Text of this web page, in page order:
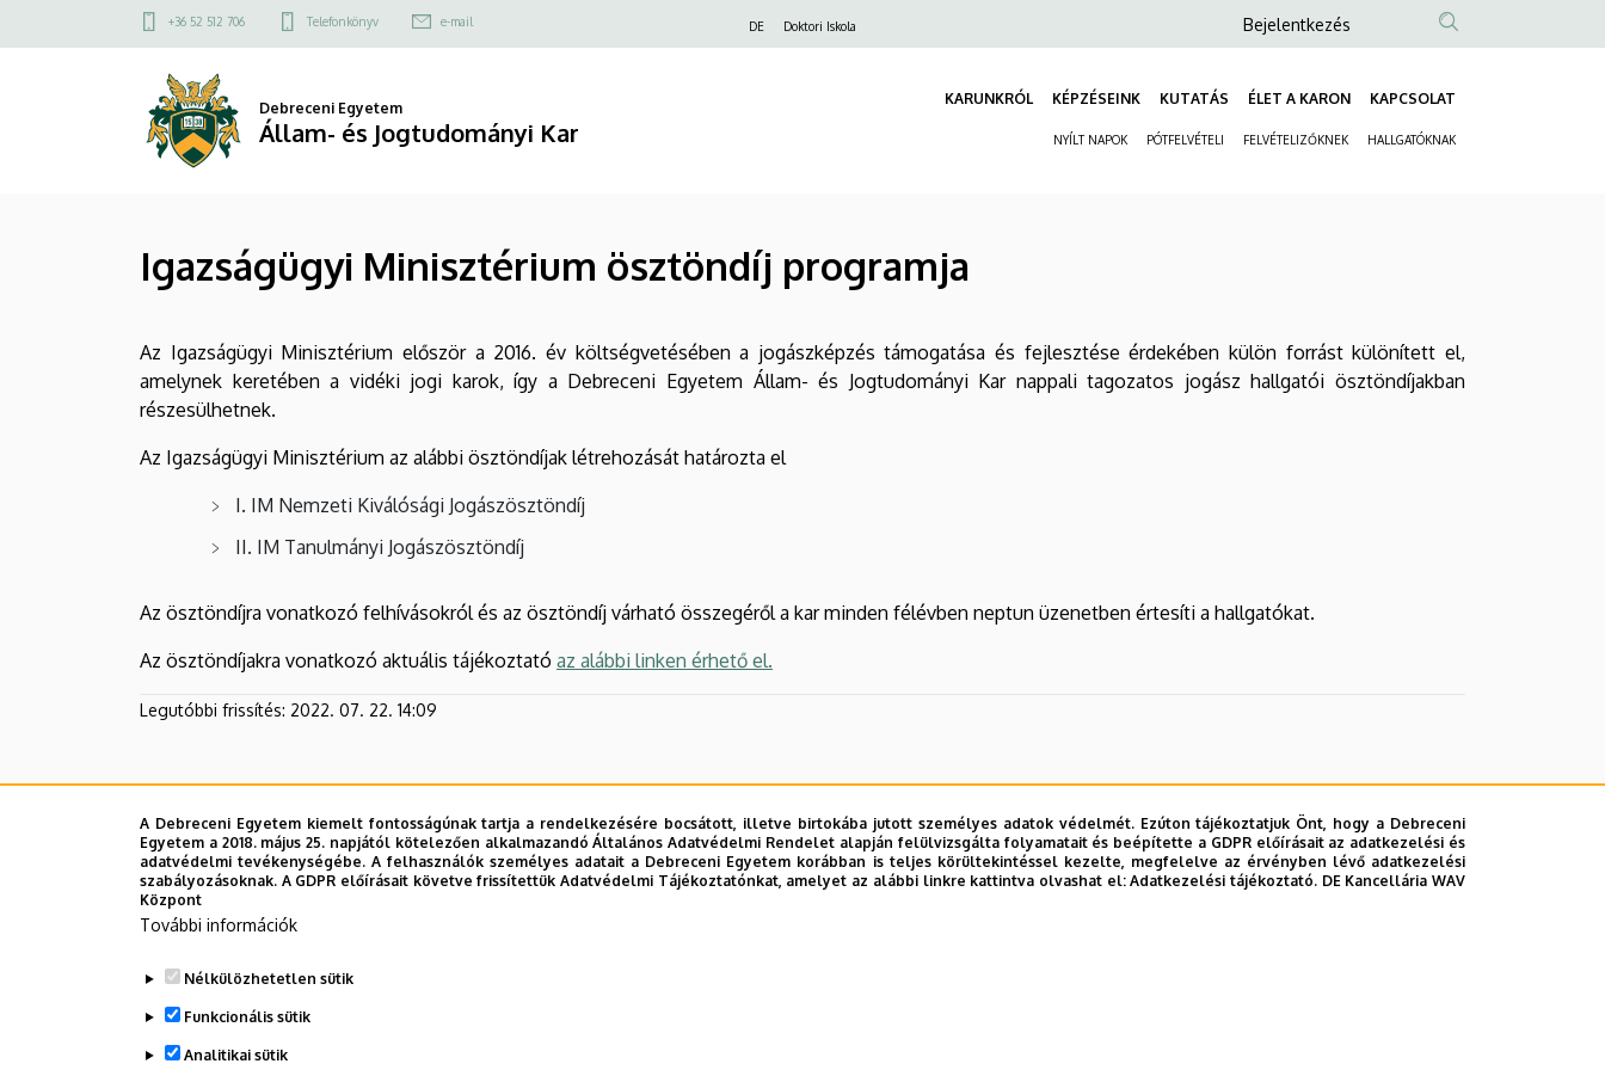
Igazságügyi
Minisztérium
ösztöndíj
programja
Jogtudományi
a
Felső
menü
+36 52 512 706 Telefonkönyv e-mail DE Doktori Iskola
Anonim
fiók
menüje
Bejelentkezés
Debreceni Egyetem
Állam- és Jogtudományi Kar
KARUNKRÓL KÉPZÉSEINK KUTATÁS ÉLET A KARON KAPCSOLAT
NYÍLT NAPOK PÓTFELVÉTELI FELVÉTELIZŐKNEK HALLGATÓKNAK
Igazságügyi Minisztérium ösztöndíj programja
Az Igazságügyi Minisztérium először a 2016. év költségvetésében a jogászképzés támogatása és fejlesztése érdekében külön forrást különített el,
amelynek keretében a vidéki jogi karok, így a Debreceni Egyetem Állam- és Jogtudományi Kar nappali tagozatos jogász hallgatói ösztöndíjakban
részesülhetnek.
Az Igazságügyi Minisztérium az alábbi ösztöndíjak létrehozását határozta el
I. IM Nemzeti Kiválósági Jogászösztöndíj
II. IM Tanulmányi Jogászösztöndíj
Az ösztöndíjra vonatkozó felhívásokról és az ösztöndíj várható összegéről a kar minden félévben neptun üzenetben értesíti a hallgatókat.
Az ösztöndíjakra vonatkozó aktuális tájékoztató az alábbi linken érhető el.
Legutóbbi frissítés: 2022. 07. 22. 14:09
A Debreceni Egyetem kiemelt fontosságúnak tartja a rendelkezésére bocsátott, illetve birtokába jutott személyes adatok védelmét. Ezúton tájékoztatjuk Önt, hogy a Debreceni
Egyetem a 2018. május 25. napjától kötelezően alkalmazandó Általános Adatvédelmi Rendelet alapján felülvizsgálta folyamatait és beépítette a GDPR előírásait az adatkezelési és
adatvédelmi tevékenységébe. A felhasználók személyes adatait a Debreceni Egyetem korábban is teljes körültekintéssel kezelte, megfelelve az érvényben lévő adatkezelési
szabályozásoknak. A GDPR előírásait követve frissítettük Adatvédelmi Tájékoztatónkat, amelyet az alábbi linkre kattintva olvashat el:Adatkezelési tájékoztató. DE Kancellária WAV
Központ
További információk
Nélkülözhetetlen sütik
Funkcionális sütik
Analitikai sütik